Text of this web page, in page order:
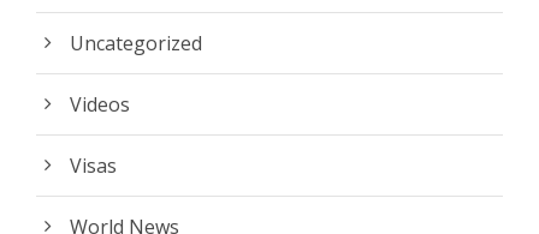
Uncategorized
Videos
Visas
World News